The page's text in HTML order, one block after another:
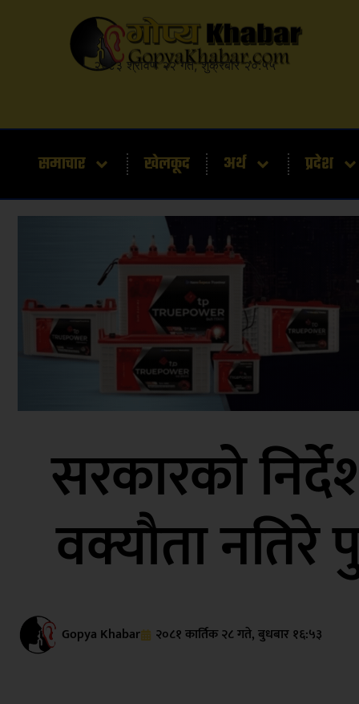
२०८३ श्रावण २२ गते, शुक्रबार २०:५५
समाचार खेलकूद अर्थ प्रदेश
सरकारको
वक्यौता नतिरे
Gopya Khabar २०८१ कार्तिक २८ गते, बुधबार १६:५३